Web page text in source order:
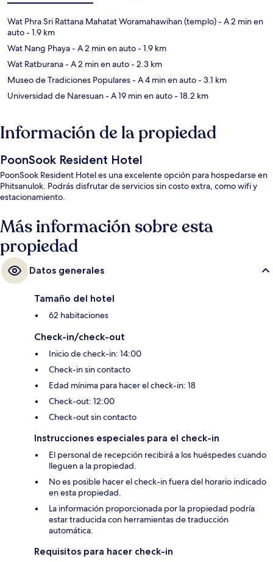
Wat Phra Sri Rattana Mahatat Woramahawihan (templo)- A 2 min en
auto- 1.9 km
Wat Nang Phaya- A 2 min en auto- 1.9 km
Wat Ratburana- A 2 min en auto- 2.3 km
Museo de Tradiciones Populares- A 4 min en auto- 3.1 km
Universidad de Naresuan- A 19 min en auto- 18.2 km
Información de la propiedad
PoonSook Resident Hotel
PoonSook Resident Hotel es una excelente opción para hospedarse en
Phitsanulok. Podrás disfrutar de servicios sin costo extra, como wifi y
estacionamiento.
Más información sobre esta
propiedad
Datos generales
Tamaño del hotel
62 habitaciones
Check-in/check-out
Inicio de check-in: 14:00
Check-in sin contacto
Edad mínima para hacer el check-in: 18
Check-out: 12:00
Check-out sin contacto
Instrucciones especiales para el check-in
El personal de recepción recibirá a los huéspedes cuando
lleguen a la propiedad.
No es posible hacer el check-in fuera del horario indicado
en esta propiedad.
La información proporcionada por la propiedad podría
estar traducida con herramientas de traducción
automática.
Requisitos para hacer check-in